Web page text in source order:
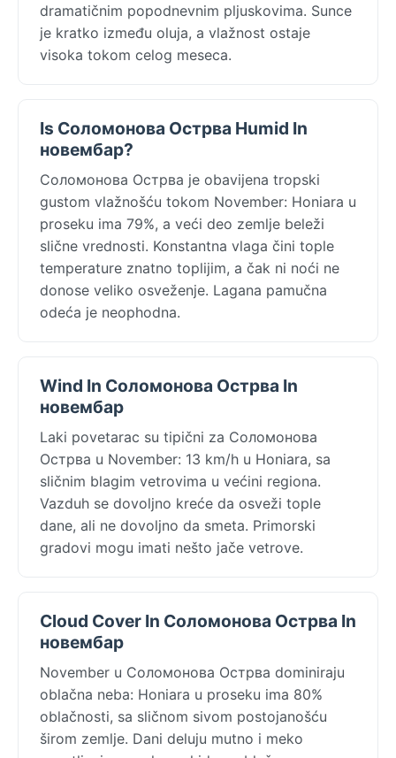
dramatičnim popodnevnim pljuskovima. Sunce
je kratko između oluja, a vlažnost ostaje
visoka tokom celog meseca.
Is Соломонова Острва Humid In
новембар?
Соломонова Острва je obavijena tropski
gustom vlažnošću tokom November: Honiara u
proseku ima 79%, a veći deo zemlje beleži
slične vrednosti. Konstantna vlaga čini tople
temperature znatno toplijim, a čak ni noći ne
donose veliko osveženje. Lagana pamučna
odeća je neophodna.
Wind In Соломонова Острва In
новембар
Laki povetarac su tipični za Соломонова
Острва u November: 13 km/h u Honiara, sa
sličnim blagim vetrovima u većini regiona.
Vazduh se dovoljno kreće da osveži tople
dane, ali ne dovoljno da smeta. Primorski
gradovi mogu imati nešto jače vetrove.
Cloud Cover In Соломонова Острва In
новембар
November u Соломонова Острва dominiraju
oblačna neba: Honiara u proseku ima 80%
oblačnosti, sa sličnom sivom postojanošću
širom zemlje. Dani deluju mutno i meko